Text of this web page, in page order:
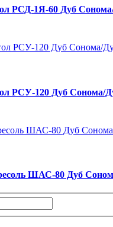
РСД-1Я-60 Дуб
РСУ-120 Дуб Сонома/
ШАС-80 Дуб